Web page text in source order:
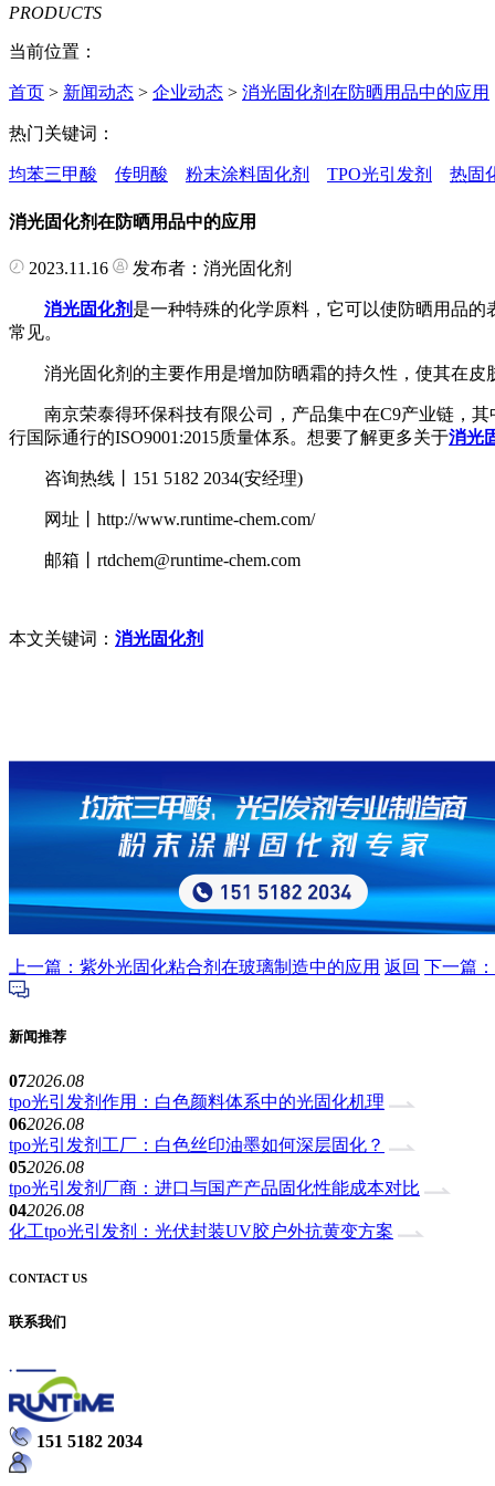
PRODUCTS
当前位置：
首页 > 新闻动态 > 企业动态 > 消光固化剂在防晒用品中的应用
热门关键词：
均苯三甲酸 传明酸 粉末涂料固化剂 TPO光引发剂 热固
消光固化剂在防晒用品中的应用
2023.11.16 发布者：消光固化剂
消光固化剂 是一种特殊的化学原料，它可以使防晒用品
常见。
消光固化剂的主要作用是增加防晒霜的持久性，使其在皮
南京荣泰得环保科技有限公司，产品集中在C9产业链，其
行国际通行的ISO9001:2015质量体系。想要了解更多关于消光
咨询热线丨151 5182 2034(安经理)
网址丨http://www.runtime-chem.com/
邮箱丨rtdchem@runtime-chem.com
本文关键词： 消光固化剂
上一篇：紫外光固化粘合剂在玻璃制造中的应用 返回 下一篇
新闻推荐
072026.08
tpo光引发剂作用：白色颜料体系中的光固化机理
062026.08
tpo光引发剂工厂：白色丝印油墨如何深层固化？
052026.08
tpo光引发剂厂商：进口与国产产品固化性能成本对比
042026.08
化工tpo光引发剂：光伏封装UV胶户外抗黄变方案
CONTACT US
联系我们
151 5182 2034